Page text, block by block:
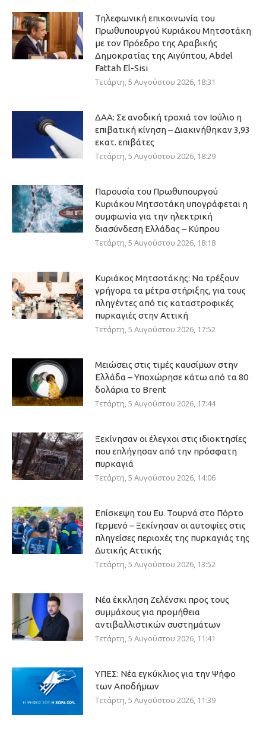
Τηλεφωνική επικοινωνία του
Πρωθυπουργού Κυριάκου Μητσοτάκη
με τον Πρόεδρο της Αραβικής
Δημοκρατίας της Αιγύπτου, Abdel
Fattah El-Sisi
Τετάρτη, 5 Αυγούστου 2026, 18:31
ΔΑΑ: Σε ανοδική τροχιά τον Ιούλιο η
επιβατική κίνηση – Διακινήθηκαν 3,93
εκατ. επιβάτες
Τετάρτη, 5 Αυγούστου 2026, 18:29
Παρουσία του Πρωθυπουργού
Κυριάκου Μητσοτάκη υπογράφεται η
συμφωνία για την ηλεκτρική
διασύνδεση Ελλάδας – Κύπρου
Τετάρτη, 5 Αυγούστου 2026, 18:18
Κυριάκος Μητσοτάκης: Να τρέξουν
γρήγορα τα μέτρα στήριξης, για τους
πληγέντες από τις καταστροφικές
πυρκαγιές στην Αττική
Τετάρτη, 5 Αυγούστου 2026, 17:52
Μειώσεις στις τιμές καυσίμων στην
Ελλάδα – Υποχώρησε κάτω από τα 80
δολάρια το Brent
Τετάρτη, 5 Αυγούστου 2026, 17:44
Ξεκίνησαν οι έλεγχοι στις ιδιοκτησίες
που επλήγησαν από την πρόσφατη
πυρκαγιά
Τετάρτη, 5 Αυγούστου 2026, 14:06
Επίσκεψη του Ευ. Τουρνά στο Πόρτο
Γερμενό – Ξεκίνησαν οι αυτοψίες στις
πληγείσες περιοχές της πυρκαγιάς της
Δυτικής Αττικής
Τετάρτη, 5 Αυγούστου 2026, 13:52
Νέα έκκληση Ζελένσκι προς τους
συμμάχους για προμήθεια
αντιβαλλιστικών συστημάτων
Τετάρτη, 5 Αυγούστου 2026, 11:41
ΥΠΕΣ: Νέα εγκύκλιος για την Ψήφο
των Αποδήμων
Τετάρτη, 5 Αυγούστου 2026, 11:39